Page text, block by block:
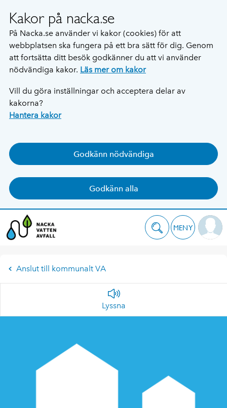
Kakor på nacka.se
På Nacka.se använder vi kakor (cookies) för att
webbplatsen ska fungera på ett bra sätt för dig. Genom
att fortsätta ditt besök godkänner du att vi använder
nödvändiga kakor. Läs mer om kakor
Vill du göra inställningar och acceptera delar av
kakorna?
Hantera kakor
Godkänn nödvändiga
Godkänn alla
MENY
Anslut till kommunalt VA
Lyssna